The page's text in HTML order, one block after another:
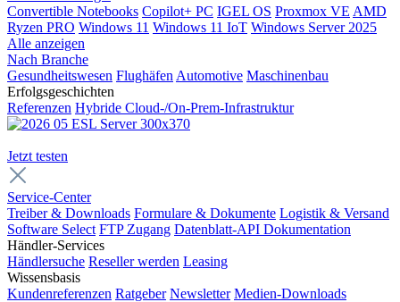
Convertible Notebooks Copilot+ PC IGEL OS Proxmox VE AMD
Ryzen PRO Windows 11 Windows 11 IoT Windows Server 2025
Alle anzeigen
Nach Branche
Gesundheitswesen Flughäfen Automotive Maschinenbau
Erfolgsgeschichten
Referenzen Hybride Cloud-/On-Prem-Infrastruktur
Jetzt testen
Service-Center
Treiber & Downloads Formulare & Dokumente Logistik & Versand
Software Select FTP Zugang Datenblatt-API Dokumentation
Händler-Services
Händlersuche Reseller werden Leasing
Wissensbasis
Kundenreferenzen Ratgeber Newsletter Medien-Downloads